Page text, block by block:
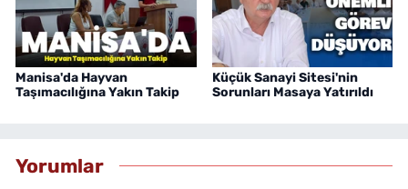
Manisa'da Hayvan
Taşımacılığına Yakın Takip
Küçük Sanayi Sitesi'nin
Sorunları Masaya Yatırıldı
Yorumlar